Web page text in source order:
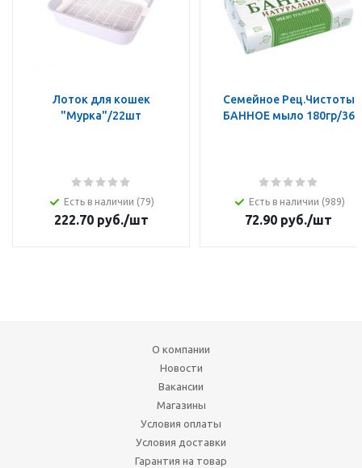
Лоток для кошек
"Мурка"/22шт
Есть в наличии (79)
222.70руб./шт
Семейное Рец.Чистоты
БАННОЕ мыло 180гр/36
Есть в наличии (989)
72.90 руб./шт
О компании
Новости
Вакансии
Магазины
Условия оплаты
Условия доставки
Гарантия на товар